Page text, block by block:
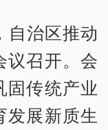
自治区推动
议召开。会
固传统产业
发展新质生